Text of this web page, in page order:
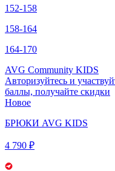
152-158
158-164
164-170
AVG Community KIDS
Авторизуйтесь и
баллы, получайте скидки
Новое
БРЮКИ AVG KIDS
4 790 ₽